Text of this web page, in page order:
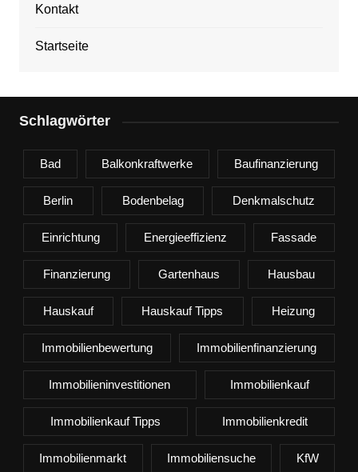
Kontakt
Startseite
Schlagwörter
Bad Balkonkraftwerke Baufinanzierung
Berlin Bodenbelag Denkmalschutz
Einrichtung Energieeffizienz Fassade
Finanzierung Gartenhaus Hausbau
Hauskauf Hauskauf Tipps Heizung
Immobilienbewertung Immobilienfinanzierung
Immobilieninvestitionen Immobilienkauf
Immobilienkauf Tipps Immobilienkredit
Immobilienmarkt Immobiliensuche KfW